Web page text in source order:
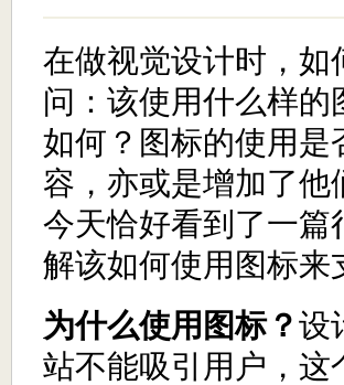
在做视觉设计时，如
问：该使用什么样
如何？图标的使用是
容，亦或是增加了
今天恰好看到了一篇
解该如何使用图标来
为什么使用图标？设
站不能吸引用户，这